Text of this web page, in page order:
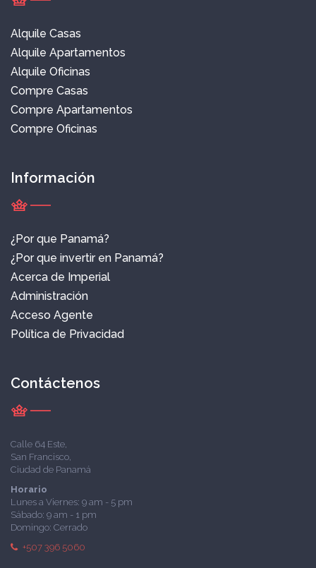
Alquile Casas
Alquile Apartamentos
Alquile Oficinas
Compre Casas
Compre Apartamentos
Compre Oficinas
Información
¿Por que Panamá?
¿Por que invertir en Panamá?
Acerca de Imperial
Administración
Acceso Agente
Política de Privacidad
Contáctenos
Calle 64 Este,
San Francisco,
Ciudad de Panamá
Horario
Lunes a Viernes: 9 am - 5 pm
Sábado: 9 am - 1 pm
Domingo: Cerrado
+507 396 5060